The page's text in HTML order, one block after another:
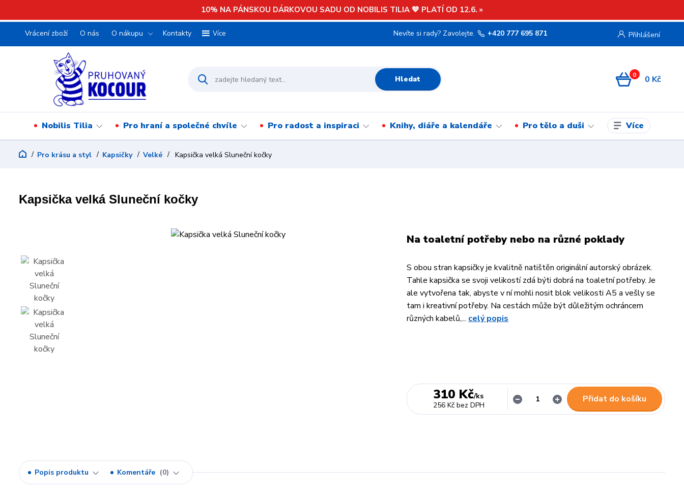
10% NA PÁNSKOU DÁRKOVOU SADU OD NOBILIS TILIA 💙 PLATÍ OD 12.6. »
Vrácení zboží O nás O nákupu Kontakty Více Přihlášení
Hledat
Nevíte si rady? Zavolejte. +420 777 695 871
0 0 Kč
Nobilis Tilia Pro hraní a společné chvíle Pro radost a inspiraci Knihy, diáře a kalendáře Pro tělo a duši Více
Pro krásu a styl Kapsičky Velké Kapsička velká Sluneční kočky
Kapsička velká Sluneční kočky
Na toaletní potřeby nebo na různé poklady
S obou stran kapsičky je kvalitně natištěn originální autorský obrázek.
Tahle kapsička se svoji velikostí zdá býti dobrá na toaletní potřeby. Je
ale vytvořena tak, abyste v ní mohli nosit blok velikosti A5 a vešly se
tam i kreativní potřeby. Na cestách může být důležitým ochráncem
různých kabelů,... celý popis
310 Kč/ks
256 Kč bez DPH
Přidat do košíku
Popis produktu Komentáře 0